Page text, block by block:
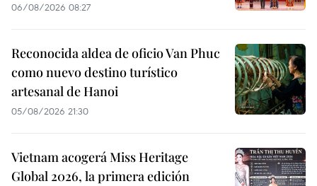
06/08/2026 08:27
Reconocida aldea de oficio Van Phuc
como nuevo destino turístico
artesanal de Hanoi
05/08/2026 21:30
Vietnam acogerá Miss Heritage
Global 2026, la primera edición